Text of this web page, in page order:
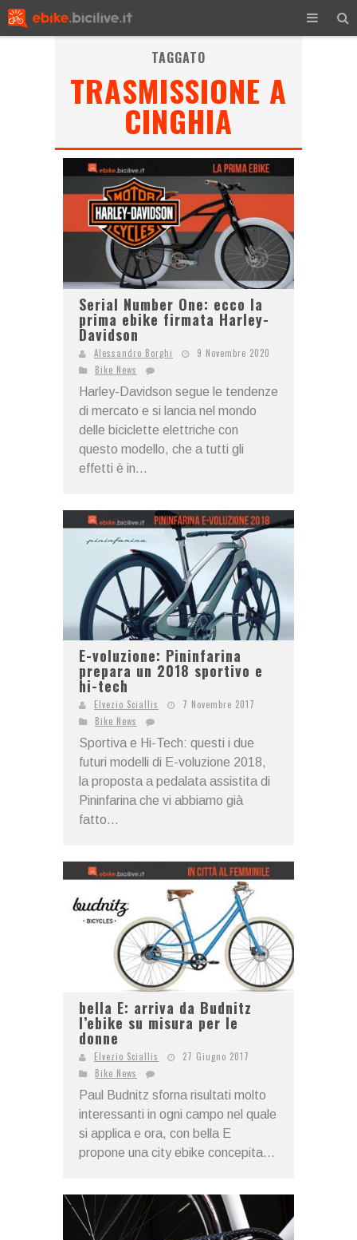
TAGGATO
TRASMISSIONE A
CINGHIA
Serial Number One: ecco la
prima ebike firmata Harley-
Davidson
Alessandro Borghi
9 Novembre 2020
Bike News
Harley-Davidson segue le tendenze
di mercato e si lancia nel mondo
delle biciclette elettriche con
questo modello, che a tutti gli
effetti è in...
E-voluzione: Pininfarina
prepara un 2018 sportivo e
hi-tech
Elvezio Sciallis
7 Novembre 2017
Bike News
Sportiva e Hi-Tech: questi i due
futuri modelli di E-voluzione 2018,
la proposta a pedalata assistita di
Pininfarina che vi abbiamo già
fatto...
bella E: arriva da Budnitz
l’ebike su misura per le
donne
Elvezio Sciallis
27 Giugno 2017
Bike News
Paul Budnitz sforna risultati molto
interessanti in ogni campo nel quale
si applica e ora, con bella E
propone una city ebike concepita...